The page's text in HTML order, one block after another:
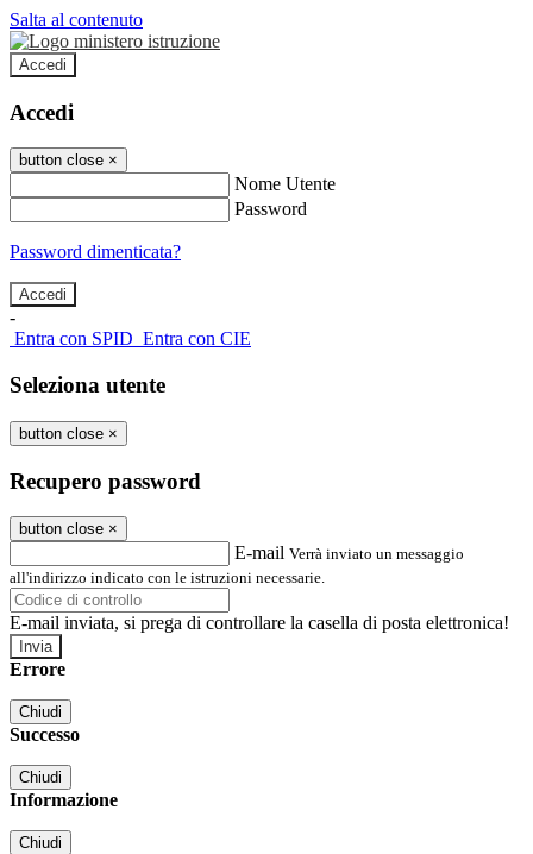
Salta al contenuto
Accedi
Accedi
button close ×
Nome Utente
Password
Password dimenticata?
-
Entra con SPID Entra con CIE
Seleziona utente
button close ×
Recupero password
button close ×
E-mail Verrà inviato un messaggio
all'indirizzo indicato con le istruzioni necessarie.
E-mail inviata, si prega di controllare la casella di posta elettronica!
Errore
Chiudi
Successo
Chiudi
Informazione
Chiudi